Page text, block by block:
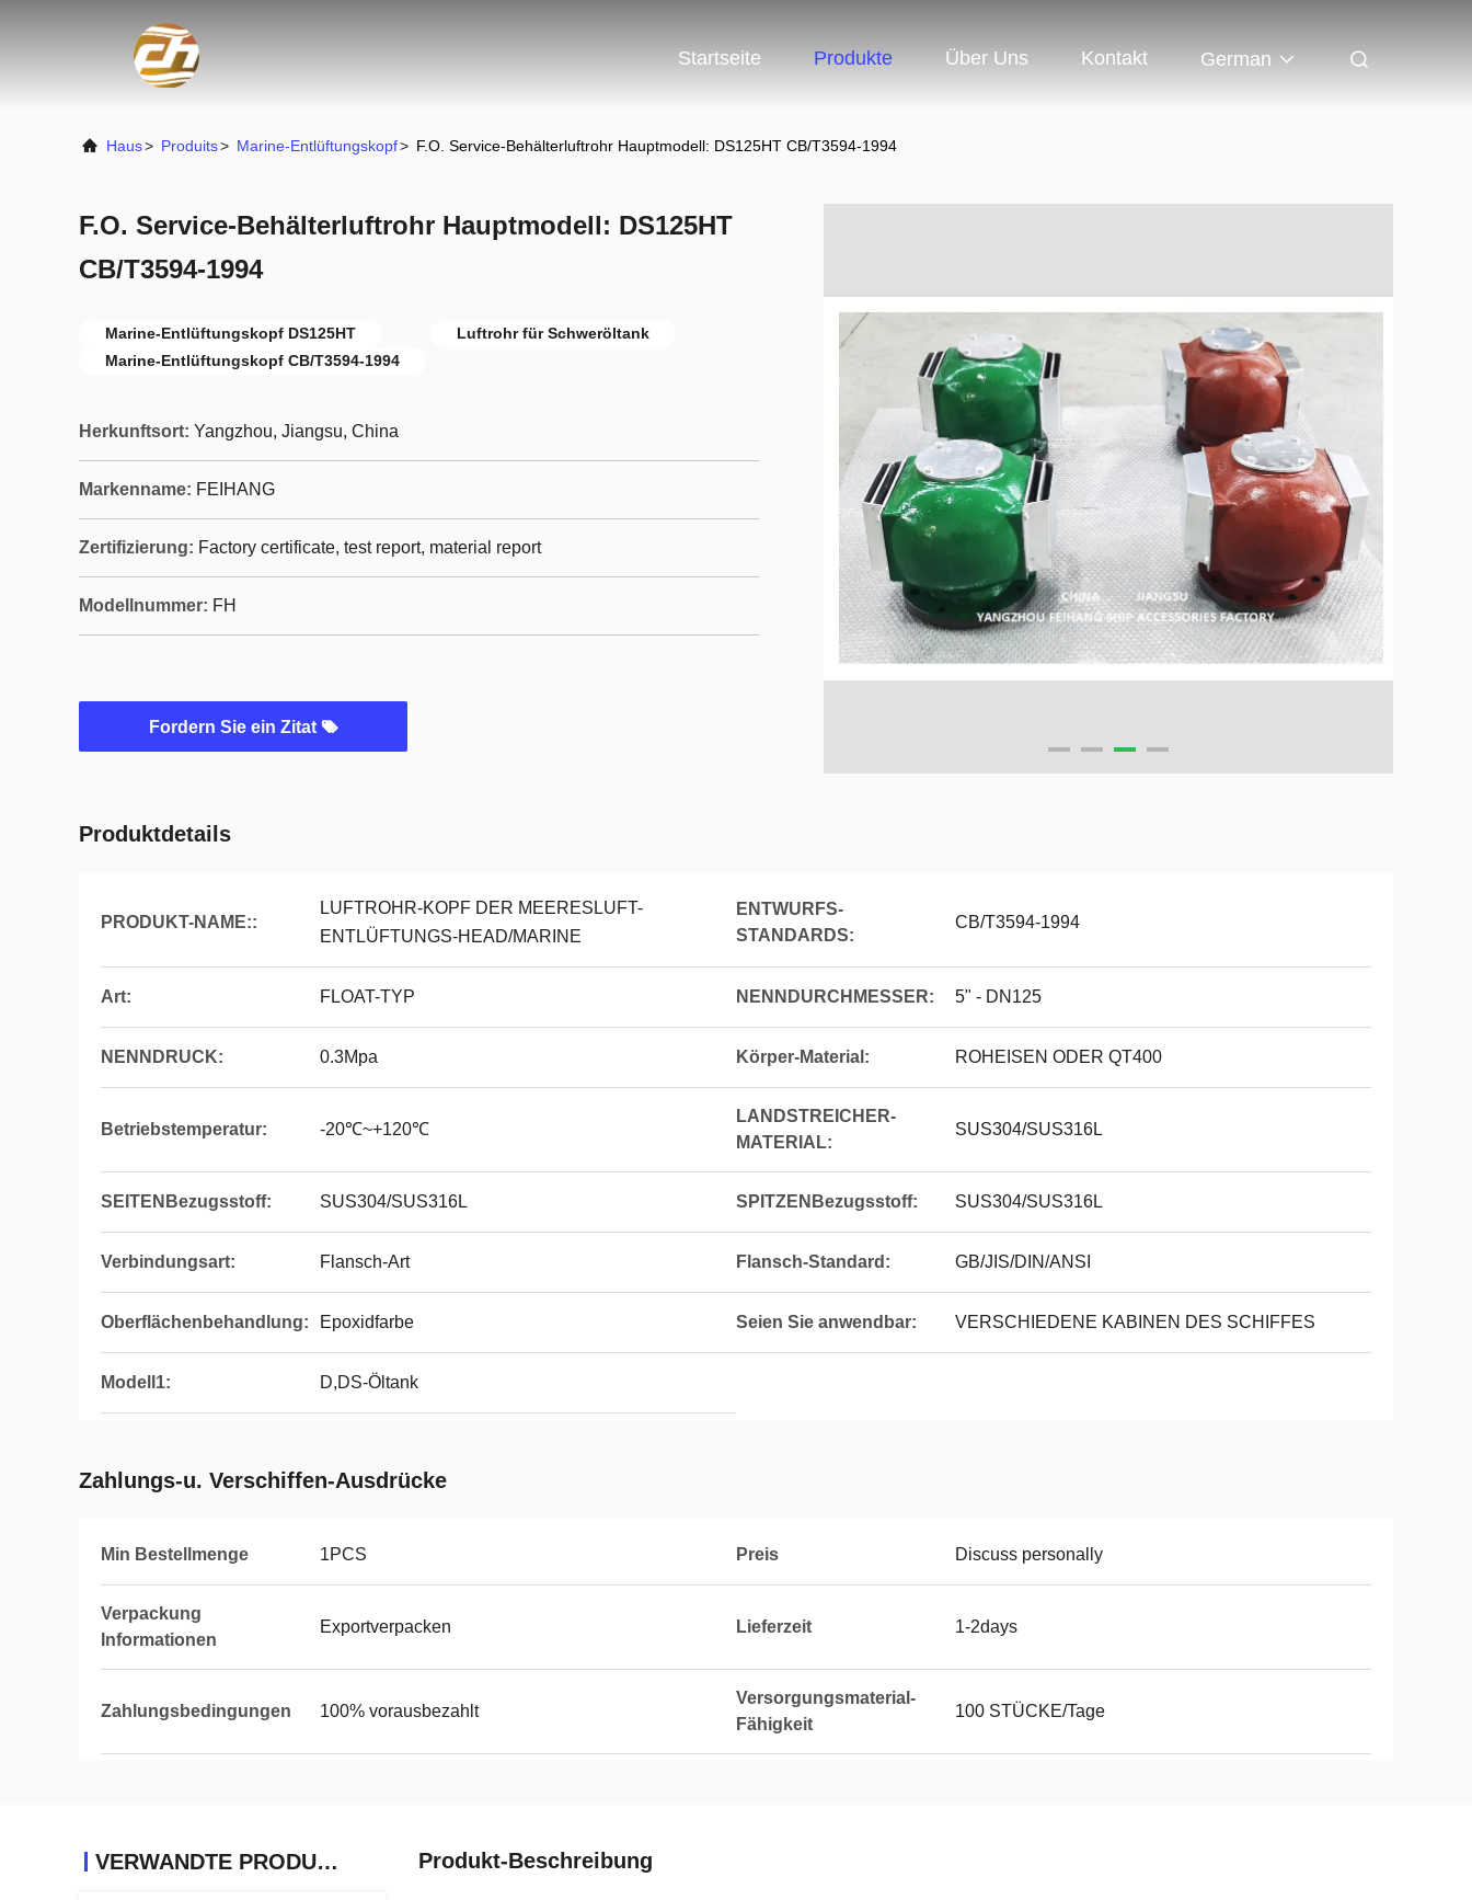
Startseite Produkte Über Uns Kontakt German
Haus> Produits> Marine-Entlüftungskopf> F.O. Service-Behälterluftrohr Hauptmodell: DS125HT CB/T3594-1994
F.O. Service-Behälterluftrohr Hauptmodell: DS125HT
CB/T3594-1994
Marine-Entlüftungskopf DS125HT
Luftrohr für Schweröltank
Marine-Entlüftungskopf CB/T3594-1994
Herkunftsort: Yangzhou, Jiangsu, China
Markenname: FEIHANG
Zertifizierung: Factory certificate, test report, material report
Modellnummer: FH
Fordern Sie ein Zitat
Produktdetails
PRODUKT-NAME::
LUFTROHR-KOPF DER MEERESLUFT-
ENTLÜFTUNGS-HEAD/MARINE
ENTWURFS-
STANDARDS:
CB/T3594-1994
Art: FLOAT-TYP NENNDURCHMESSER: 5" - DN125
NENNDRUCK: 0.3Mpa Körper-Material: ROHEISEN ODER QT400
Betriebstemperatur: -20℃~+120℃
LANDSTREICHER-
MATERIAL:
SUS304/SUS316L
SEITENBezugsstoff: SUS304/SUS316L SPITZENBezugsstoff: SUS304/SUS316L
Verbindungsart: Flansch-Art Flansch-Standard: GB/JIS/DIN/ANSI
Oberflächenbehandlung: Epoxidfarbe Seien Sie anwendbar: VERSCHIEDENE KABINEN DES SCHIFFES
Modell1: D,DS-Öltank
Zahlungs-u. Verschiffen-Ausdrücke
Min Bestellmenge 1PCS Preis Discuss personally
Verpackung
Informationen
Exportverpacken Lieferzeit 1-2days
Zahlungsbedingungen 100% vorausbezahlt
Versorgungsmaterial-
Fähigkeit
100 STÜCKE/Tage
VERWANDTE PRODUKTE Produkt-Beschreibung